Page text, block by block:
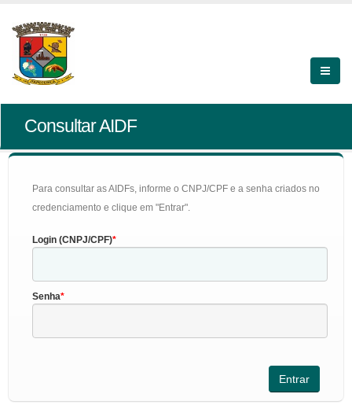
Consultar AIDF
Para consultar as AIDFs, informe o CNPJ/CPF e a senha criados no
credenciamento e clique em "Entrar".
Login (CNPJ/CPF)
Senha